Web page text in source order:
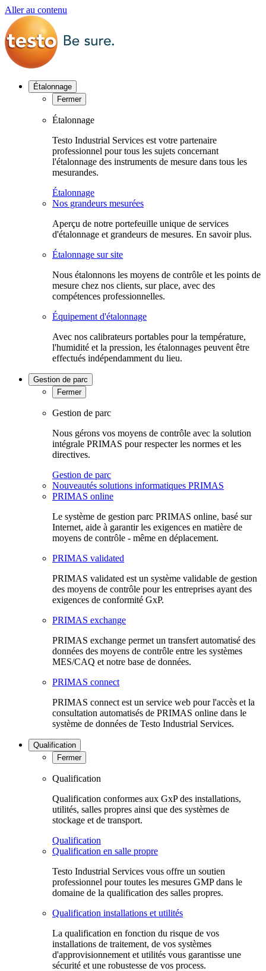
Aller au contenu
Étalonnage
Fermer
Étalonnage
Testo Industrial Services est votre partenaire
professionnel pour tous les sujets concernant
l'étalonnage des instruments de mesure dans tous les
mesurandes.
Étalonnage
Nos grandeurs mesurées
Aperçu de notre portefeuille unique de services
d'étalonnage et grandeurs de mesures. En savoir plus.
Étalonnage sur site
Nous étalonnons les moyens de contrôle et les points de
mesure chez nos clients, sur place, avec des
compétences professionnelles.
Équipement d'étalonnage
Avec nos calibrateurs portables pour la température,
l'humidité et la pression, les étalonnages peuvent être
effectués indépendamment du lieu.
Gestion de parc
Fermer
Gestion de parc
Nous gérons vos moyens de contrôle avec la solution
intégrale PRIMAS pour respecter les normes et les
directives.
Gestion de parc
Nouveautés solutions informatiques PRIMAS
PRIMAS online
Le système de gestion parc PRIMAS online, basé sur
Internet, aide à garantir les exigences en matière de
moyens de contrôle - même en déplacement.
PRIMAS validated
PRIMAS validated est un système validable de gestion
des moyens de contrôle pour les entreprises ayant des
exigences de conformité GxP.
PRIMAS exchange
PRIMAS exchange permet un transfert automatisé des
données des moyens de contrôle entre les systèmes
MES/CAQ et notre base de données.
PRIMAS connect
PRIMAS connect est un service web pour l'accès et la
consultation automatisés de PRIMAS online dans le
système de données de Testo Industrial Services.
Qualification
Fermer
Qualification
Qualification conformes aux GxP des installations,
utilités, salles propres ainsi que des systèmes de
stockage et de transport.
Qualification
Qualification en salle propre
Testo Industrial Services vous offre un soutien
professionnel pour toutes les mesures GMP dans le
domaine de la qualification des salles propres.
Qualification installations et utilités
La qualification en fonction du risque de vos
installations de traitement, de vos systèmes
d'approvisionnement et utilités vous garantisse une
sécurité et une robustesse de vos process.